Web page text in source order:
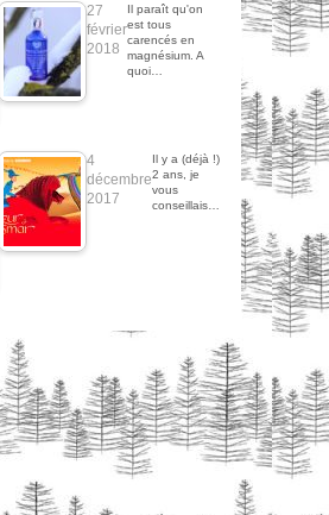
27
février
2018
Il paraît qu'on
est tous
carencés en
magnésium. A
quoi…
4
décembre
2017
Il y a (déjà !)
2 ans, je
vous
conseillais…